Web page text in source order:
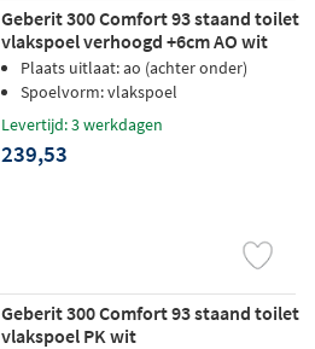
Geberit 300 Comfort 93 staand toilet
vlakspoel verhoogd +6cm AO wit
Plaats uitlaat: ao (achter onder)
Spoelvorm: vlakspoel
Levertijd: 3 werkdagen
239,53
Geberit 300 Comfort 93 staand toilet
vlakspoel PK wit